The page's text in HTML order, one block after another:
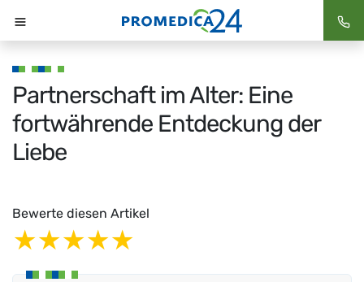
Partnerschaft im Alter: Eine fortwährende Entdeckung
der Liebe
Partnerschaft im Alter: Eine
fortwährende Entdeckung der
Liebe
Bewerte diesen Artikel
4 stars
3 stars
2 stars
1 star